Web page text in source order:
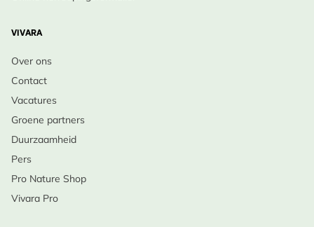
VIVARA
Over ons
Contact
Vacatures
Groene partners
Duurzaamheid
Pers
Pro Nature Shop
Vivara Pro